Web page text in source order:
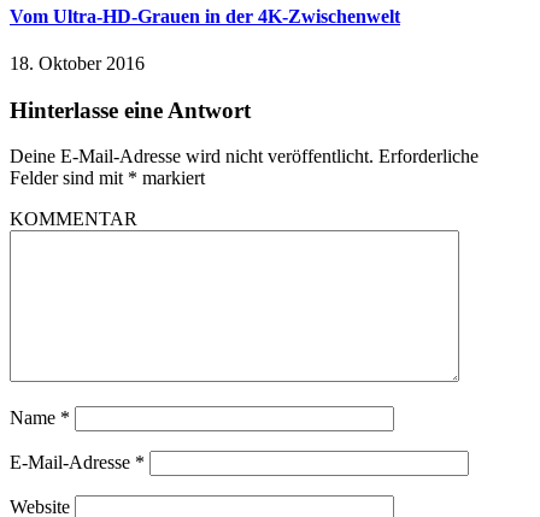
Vom Ultra-HD-Grauen in der 4K-Zwischenwelt
18. Oktober 2016
Hinterlasse eine Antwort
Deine E-Mail-Adresse wird nicht veröffentlicht. Erforderliche
Felder sind mit * markiert
KOMMENTAR
Name *
E-Mail-Adresse *
Website